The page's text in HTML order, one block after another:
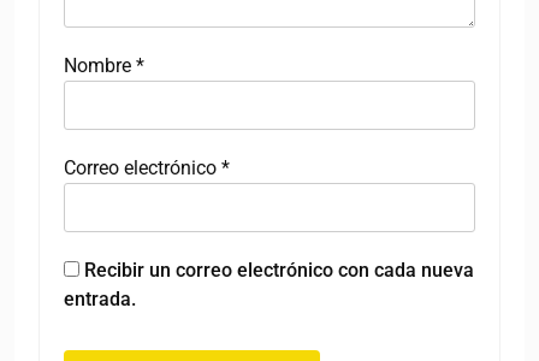
Nombre *
Correo electrónico *
Recibir un correo electrónico con cada nueva
entrada.